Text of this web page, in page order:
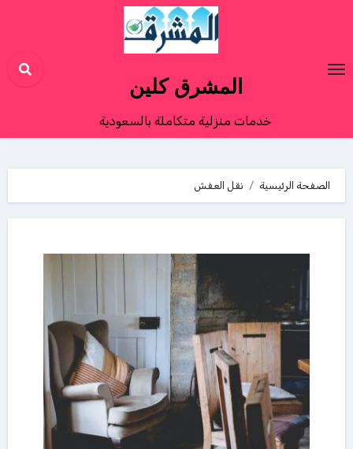
المشرق كلين
خدمات منزلية متكاملة بالسعودية
الصفحة الرئيسية نقل العفش